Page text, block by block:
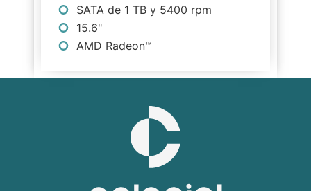
SATA de 1 TB y 5400 rpm
15.6"
AMD Radeon™